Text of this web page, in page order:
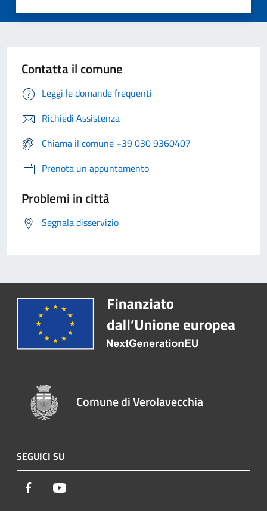
Contatta il comune
Leggi le domande frequenti
Richiedi Assistenza
Chiama il comune +39 030 9360407
Prenota un appuntamento
Problemi in città
Segnala disservizio
Comune di Verolavecchia
SEGUICI SU
Facebook